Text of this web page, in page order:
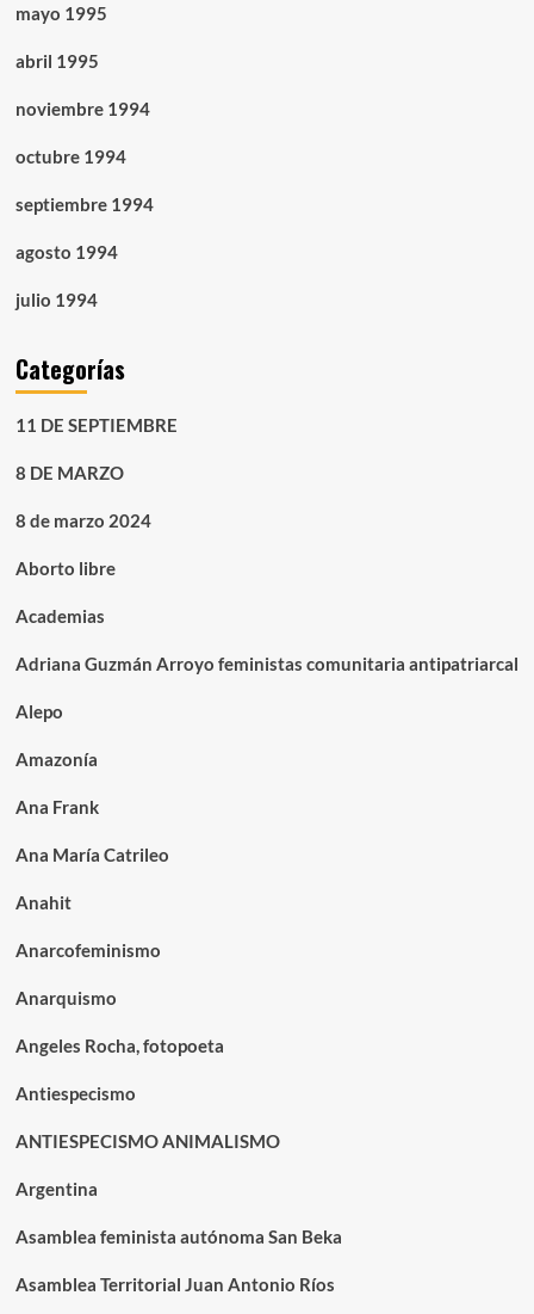
mayo 1995
abril 1995
noviembre 1994
octubre 1994
septiembre 1994
agosto 1994
julio 1994
Categorías
11 DE SEPTIEMBRE
8 DE MARZO
8 de marzo 2024
Aborto libre
Academias
Adriana Guzmán Arroyo feministas comunitaria antipatriarcal
Alepo
Amazonía
Ana Frank
Ana María Catrileo
Anahit
Anarcofeminismo
Anarquismo
Angeles Rocha, fotopoeta
Antiespecismo
ANTIESPECISMO ANIMALISMO
Argentina
Asamblea feminista autónoma San Beka
Asamblea Territorial Juan Antonio Ríos